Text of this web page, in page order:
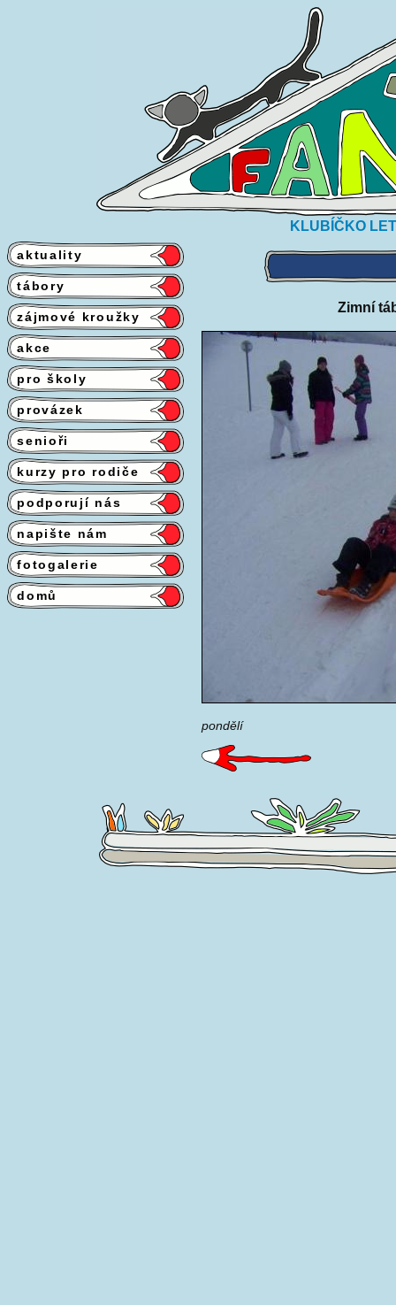
KLUBÍČKO
aktuality
tábory
zájmové kroužky
akce
pro školy
provázek
senioři
kurzy pro rodiče
podporují nás
napište nám
fotogalerie
domů
Zimní
pondělí